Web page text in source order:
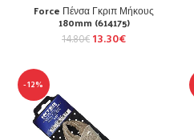
Force Πένσα Γκριπ Μήκους
180mm (614175)
14.80€ 13.30€
-12%